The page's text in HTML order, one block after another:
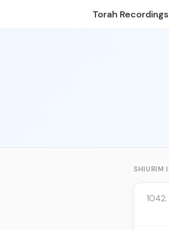
Torah Recordings
SHIURIM
1042.